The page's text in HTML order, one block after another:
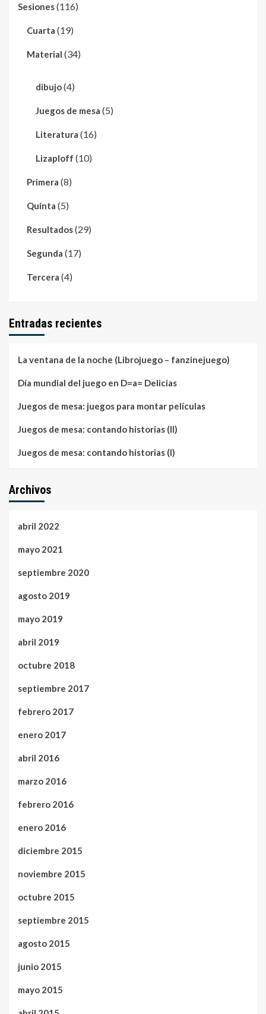
Sesiones(116)
Cuarta (19)
Material (34)
dibujo(4)
Juegos de mesa (5)
Literatura (16)
Lizaploff (10)
Primera (8)
Quinta (5)
Resultados(29)
Segunda (17)
Tercera (4)
Entradas recientes
La ventana de la noche (Librojuego – fanzinejuego)
Día mundial del juego en D=a= Delicias
Juegos de mesa: juegos para montar películas
Juegos de mesa: contando historias (II)
Juegos de mesa: contando historias (I)
Archivos
abril 2022
mayo 2021
septiembre 2020
agosto 2019
mayo 2019
abril 2019
octubre 2018
septiembre 2017
febrero 2017
enero 2017
abril 2016
marzo 2016
febrero 2016
enero 2016
diciembre 2015
noviembre 2015
octubre 2015
septiembre 2015
agosto 2015
junio 2015
mayo 2015